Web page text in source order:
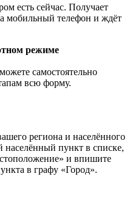
есть сейчас. Получает
мобильный телефон и ждёт
режиме
самостоятельно
всю форму.
региона и населённого
пункт в списке,
и впишите
в графу «Город».